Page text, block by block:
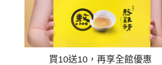
買10送10，再享全館優惠